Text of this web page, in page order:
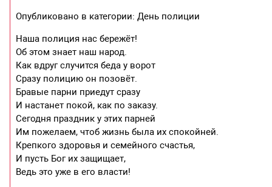
Опубликовано в категории: День полиции
Наша полиция нас бережёт!
Об этом знает наш народ.
Как вдруг случится беда у ворот
Сразу полицию он позовёт.
Бравые парни приедут сразу
И настанет покой, как по заказу.
Сегодня праздник у этих парней
Им пожелаем, чтоб жизнь была их спокойней.
Крепкого здоровья и семейного счастья,
И пусть Бог их защищает,
Ведь это уже в его власти!